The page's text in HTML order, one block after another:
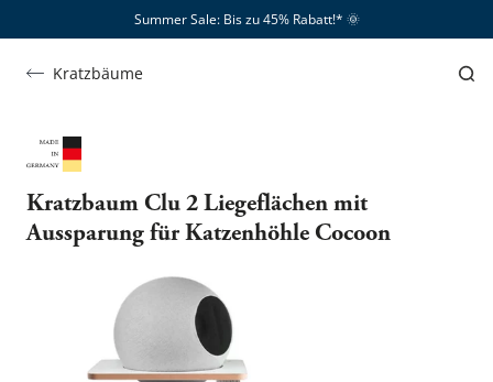
Summer Sale: Bis zu 45% Rabatt!*​ 🌞
Kratzbäume
Kratzbaum Clu 2 Liegeflächen mit
Aussparung für Katzenhöhle Cocoon